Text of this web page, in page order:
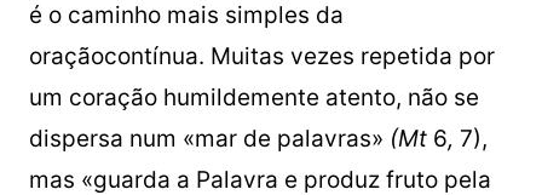
é o caminho mais simples da
oraçãocontínua. Muitas vezes repetida por
um coração humildemente atento, não se
dispersa num «mar de palavras» (Mt 6, 7),
mas «guarda a Palavra e produz fruto pela